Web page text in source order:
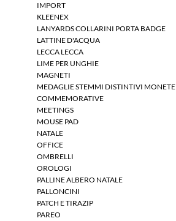
IMPORT
KLEENEX
LANYARDS COLLARINI PORTA BADGE
LATTINE D'ACQUA
LECCA LECCA
LIME PER UNGHIE
MAGNETI
MEDAGLIE STEMMI DISTINTIVI MONETE
COMMEMORATIVE
MEETINGS
MOUSE PAD
NATALE
OFFICE
OMBRELLI
OROLOGI
PALLINE ALBERO NATALE
PALLONCINI
PATCH E TIRAZIP
PAREO